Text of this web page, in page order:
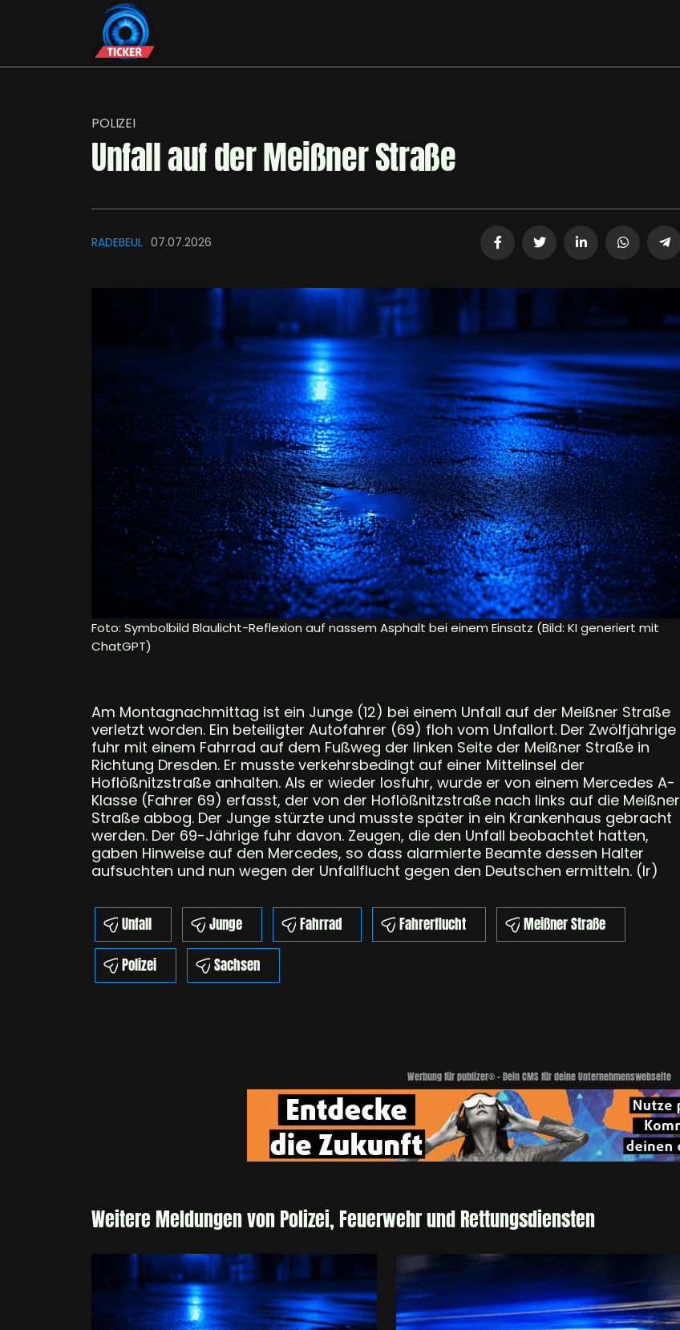
POLIZEI
Unfall auf der Meißner Straße
RADEBEUL 07.07.2026
Foto: Symbolbild Blaulicht-Reflexion auf nassem Asphalt bei einem Einsatz (Bild: KI generiert mit
ChatGPT)
Am Montagnachmittag ist ein Junge (12) bei einem Unfall auf der Meißner Straße
verletzt worden. Ein beteiligter Autofahrer (69) floh vom Unfallort. Der Zwölfjährige
fuhr mit einem Fahrrad auf dem Fußweg der linken Seite der Meißner Straße in
Richtung Dresden. Er musste verkehrsbedingt auf einer Mittelinsel der
Hoflößnitzstraße anhalten. Als er wieder losfuhr, wurde er von einem Mercedes A-
Klasse (Fahrer 69) erfasst, der von der Hoflößnitzstraße nach links auf die Meißner
Straße abbog. Der Junge stürzte und musste später in ein Krankenhaus gebracht
werden. Der 69-Jährige fuhr davon. Zeugen, die den Unfall beobachtet hatten,
gaben Hinweise auf den Mercedes, so dass alarmierte Beamte dessen Halter
aufsuchten und nun wegen der Unfallflucht gegen den Deutschen ermitteln. (lr)
Unfall Junge Fahrrad Fahrerflucht
Meißner Straße
Polizei
Sachsen
Werbung für publizer® - Dein CMS für deine Unternehmenswebseite
Weitere Meldungen von Polizei, Feuerwehr und Rettungsdiensten